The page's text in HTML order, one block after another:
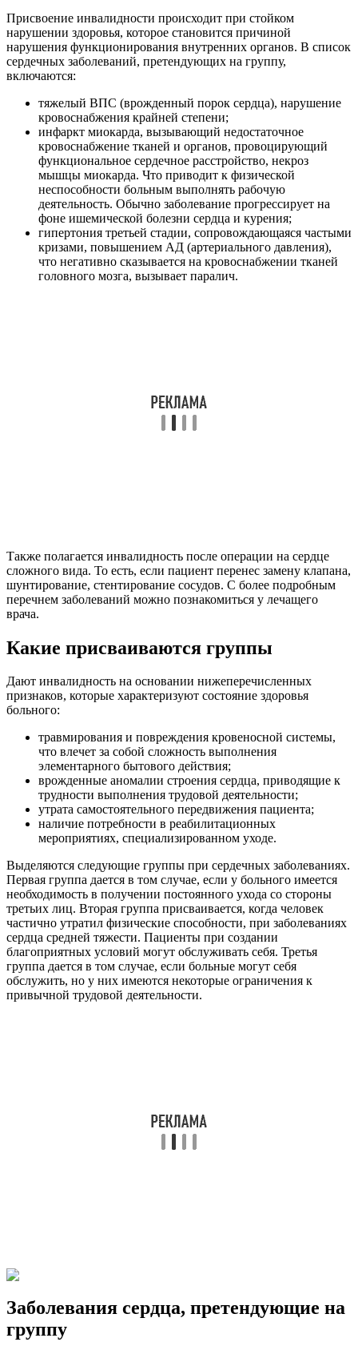
Присвоение инвалидности происходит при стойком
нарушении здоровья, которое становится причиной
нарушения функционирования внутренних органов. В список
сердечных заболеваний, претендующих на группу,
включаются:
тяжелый ВПС (врожденный порок сердца), нарушение
кровоснабжения крайней степени;
инфаркт миокарда, вызывающий недостаточное
кровоснабжение тканей и органов, провоцирующий
функциональное сердечное расстройство, некроз
мышцы миокарда. Что приводит к физической
неспособности больным выполнять рабочую
деятельность. Обычно заболевание прогрессирует на
фоне ишемической болезни сердца и курения;
гипертония третьей стадии, сопровождающаяся частыми
кризами, повышением АД (артериального давления),
что негативно сказывается на кровоснабжении тканей
головного мозга, вызывает паралич.
Также полагается инвалидность после операции на сердце
сложного вида. То есть, если пациент перенес замену клапана,
шунтирование, стентирование сосудов. С более подробным
перечнем заболеваний можно познакомиться у лечащего
врача.
Какие присваиваются группы
Дают инвалидность на основании нижеперечисленных
признаков, которые характеризуют состояние здоровья
больного:
травмирования и повреждения кровеносной системы,
что влечет за собой сложность выполнения
элементарного бытового действия;
врожденные аномалии строения сердца, приводящие к
трудности выполнения трудовой деятельности;
утрата самостоятельного передвижения пациента;
наличие потребности в реабилитационных
мероприятиях, специализированном уходе.
Выделяются следующие группы при сердечных заболеваниях.
Первая группа дается в том случае, если у больного имеется
необходимость в получении постоянного ухода со стороны
третьих лиц. Вторая группа присваивается, когда человек
частично утратил физические способности, при заболеваниях
сердца средней тяжести. Пациенты при создании
благоприятных условий могут обслуживать себя. Третья
группа дается в том случае, если больные могут себя
обслужить, но у них имеются некоторые ограничения к
привычной трудовой деятельности.
Заболевания сердца, претендующие на
группу